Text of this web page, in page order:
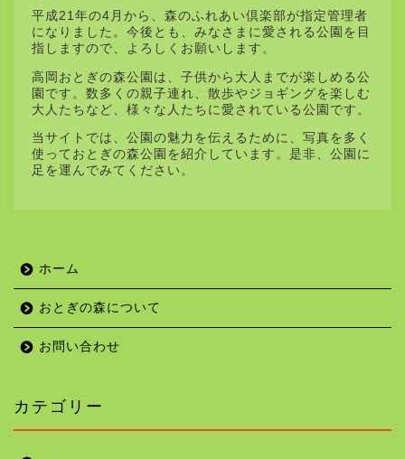
平成21年の4月から、森のふれあい倶楽部が指定管理者
になりました。今後とも、みなさまに愛される公園を目
指しますので、よろしくお願いします。
高岡おとぎの森公園は、子供から大人までが楽しめる公
園です。数多くの親子連れ、散歩やジョギングを楽しむ
大人たちなど、様々な人たちに愛されている公園です。
当サイトでは、公園の魅力を伝えるために、写真を多く
使っておとぎの森公園を紹介しています。是非、公園に
足を運んでみてください。
ホーム
おとぎの森について
お問い合わせ
カテゴリー